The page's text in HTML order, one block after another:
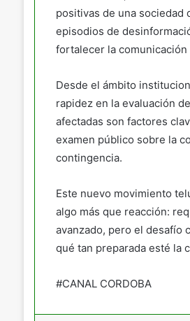
positivas de una sociedad
episodios de
fortalecer la
Desde el ámbito
rapidez en la evaluación
afectadas son factores
examen público sobre la
contingencia.
Este nuevo movimiento
algo más que reacción:
avanzado, pero el desafío
qué tan preparada esté la
#CANAL CORDOBA